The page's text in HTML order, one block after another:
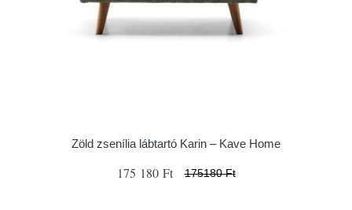
Zöld zsenília lábtartó Karin – Kave Home
175 180 Ft 175180 Ft